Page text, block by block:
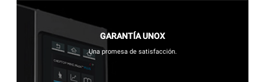
GARANTÍA UNOX
Una promesa de satisfacción.